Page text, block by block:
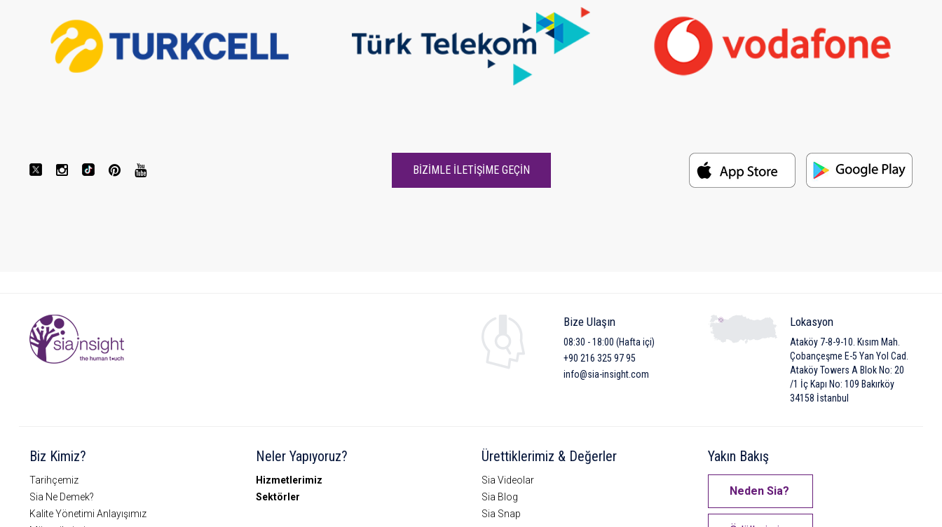
BİZİMLE İLETİŞİME GEÇİN
Bize Ulaşın
08:30 - 18:00 (Hafta içi)
+90 216 325 97 95
info@sia-insight.com
Lokasyon
Ataköy 7-8-9-10. Kısım Mah.
Çobançeşme E-5 Yan Yol Cad.
Ataköy Towers A Blok No: 20
/1 İç Kapı No: 109 Bakırköy
34158 İstanbul
Biz Kimiz?
Tarihçemiz
Sia Ne Demek?
Kalite Yönetimi Anlayışımız
Neler Yapıyoruz?
Hizmetlerimiz
Sektörler
Ürettiklerimiz & Değerler
Sia Videolar
Sia Blog
Sia Snap
Yakın Bakış
Neden Sia?